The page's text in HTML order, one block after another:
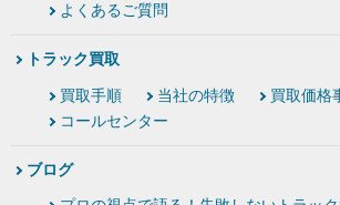
よくあるご質問
トラック買取
買取手順 当社の特徴
買取価格
コールセンター
ブログ